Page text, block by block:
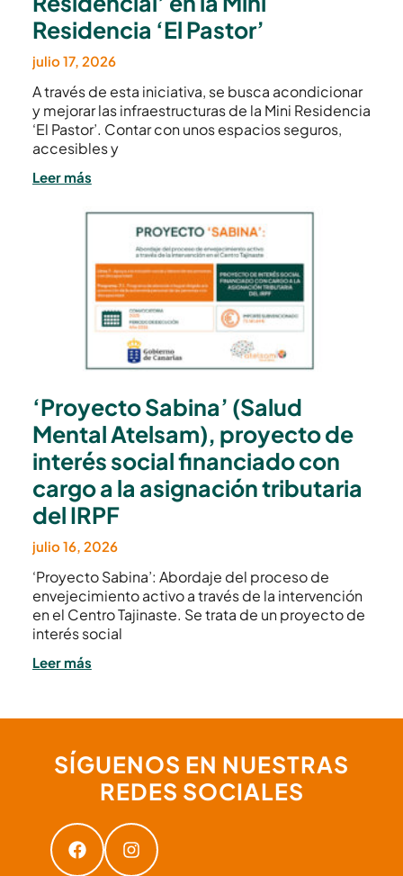
Residencia ‘El Pastor’
julio 17, 2026
A través de esta iniciativa, se busca acondicionar
y mejorar las infraestructuras de la Mini Residencia
‘El Pastor’. Contar con unos espacios seguros,
accesibles y
Leer más
‘Proyecto Sabina’ (Salud
Mental Atelsam), proyecto de
interés social financiado con
cargo a la asignación tributaria
del IRPF
julio 16, 2026
‘Proyecto Sabina’: Abordaje del proceso de
envejecimiento activo a través de la intervención
en el Centro Tajinaste. Se trata de un proyecto de
interés social
Leer más
SÍGUENOS EN NUESTRAS
REDES SOCIALES